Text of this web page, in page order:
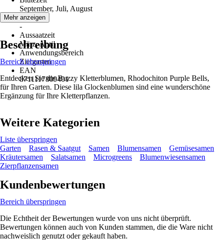
September, Juli, August
Erntezeit
-
Aussaatzeit
März, April
Anwendungsbereich
Ziergarten
EAN
8711117809401
Mehr anzeigen
Beschreibung
Bereich überspringen
Entdecken Sie die Buzzy Kletterblumen, Rhodochiton Purple Bells,
für Ihren Garten. Diese lila Glockenblumen sind eine wunderschöne
Ergänzung für Ihre Kletterpflanzen.
Weitere Kategorien
Liste überspringen
Garten
Rasen & Saatgut Samen Blumensamen
Gemüsesamen
Kräutersamen
Salatsamen Microgreens
Blumenwiesensamen
Zierpflanzensamen
Kundenbewertungen
Bereich überspringen
Die Echtheit der Bewertungen wurde von uns nicht überprüft.
Bewertungen können auch von Kunden stammen, die die Ware nicht
nachweislich genutzt oder gekauft haben.